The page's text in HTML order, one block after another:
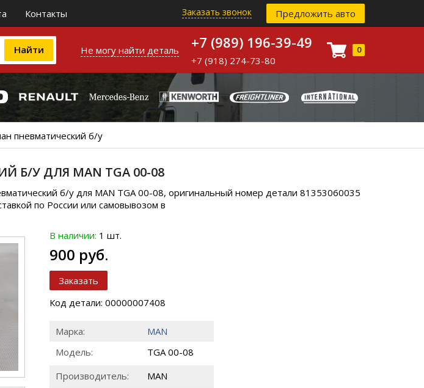
Контакты Заказать звонок Предложить авто
Не могу найти деталь +7 (989) 196-39-49
+7 (918) 274-73-80
0
пневматический б/у
Б/У ДЛЯ MAN TGA 00-08
б/у для MAN TGA 00-08, оригинальный номер детали 81353060035
по России или самовывозом в
В наличии: 1 шт.
900 руб.
Заказать
Код детали: 00000007408
Марка:
MAN
Модель:
TGA 00-08
Производитель:
MAN